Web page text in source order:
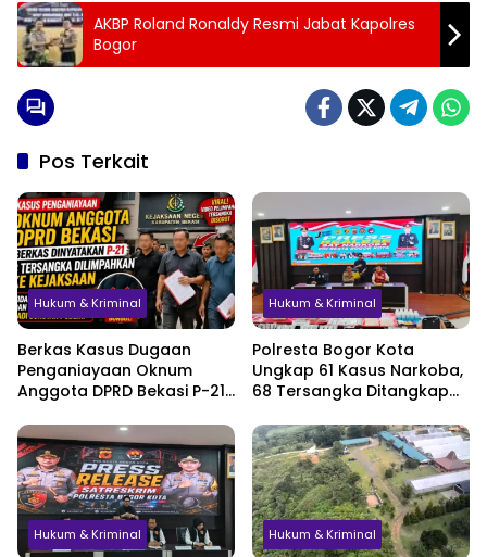
AKBP Roland Ronaldy Resmi Jabat Kapolres
Bogor
Pos Terkait
Hukum & Kriminal
Berkas Kasus Dugaan
Penganiayaan Oknum
Anggota DPRD Bekasi P-21,
Jadi Sorotan
Hukum & Kriminal
Polresta Bogor Kota
Ungkap 61 Kasus Narkoba,
68 Tersangka Ditangkap
Hukum & Kriminal Hukum & Kriminal